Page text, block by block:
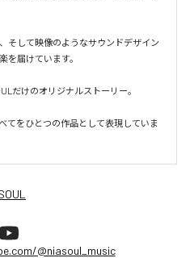
そして映像のようなサウンドデザイン
を届けています。
だけのオリジナルストーリー。
てをひとつの作品として表現していま
@niasoul_music